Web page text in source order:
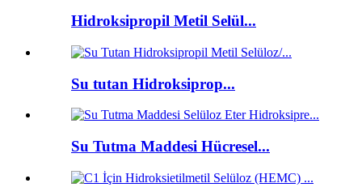
Hidroksipropil Metil Selül...
Su tutan Hidroksiprop...
Su Tutma Maddesi Hücresel...